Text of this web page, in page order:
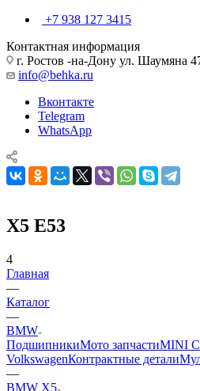
+7 938 127 3415
Контактная информация
г. Ростов -на-Дону ул. Шаумяна
info@behka.ru
Вконтакте
Telegram
WhatsApp
X5 E53
4
Главная
—
Каталог
—
BMW
ПодшипникиМото запчастиMINI
VolkswagenКонтрактные детали
—
BMW X5